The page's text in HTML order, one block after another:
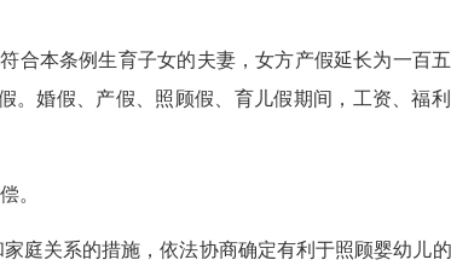
本条例生育子女的夫妻，女方产假延长为一百五
。婚假、产假、照顾假、育儿假期间，工资、福
。
关系的措施，依法协商确定有利于照顾婴幼儿